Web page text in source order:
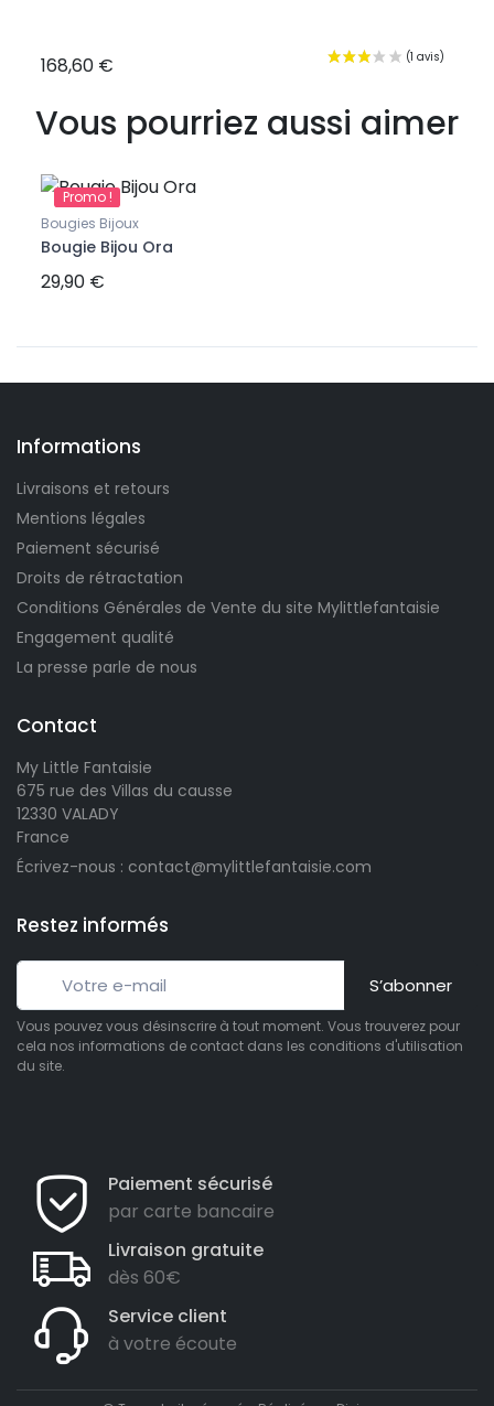
168,60 €
Vous pourriez aussi aimer
Promo !
Bougies Bijoux
Bougie Bijou Ora
29,90 €
Informations
Livraisons et retours
Mentions légales
Paiement sécurisé
Droits de rétractation
Conditions Générales de Vente du site Mylittlefantaisie
Engagement qualité
La presse parle de nous
Contact
My Little Fantaisie
675 rue des Villas du causse
12330 VALADY
France
Écrivez-nous : contact@mylittlefantaisie.com
Restez informés
S’abonner
Vous pouvez vous désinscrire à tout moment. Vous trouverez pour
cela nos informations de contact dans les conditions d'utilisation
du site.
Paiement sécurisé
par carte bancaire
Livraison gratuite
dès 60€
Service client
à votre écoute